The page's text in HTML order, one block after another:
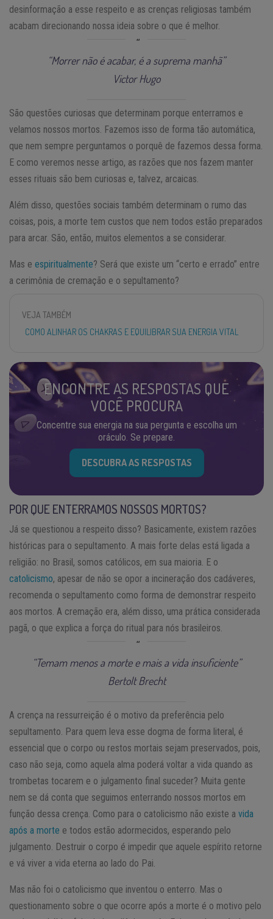
desinformação a esse respeito e as crenças religiosas também
acabam direcionando nossa ideia sobre o que é melhor.
“Morrer não é acabar, é a suprema manhã”
Victor Hugo
São questões curiosas que determinam porque enterramos e
velamos nossos mortos. Fazemos isso de forma tão automática,
que nem sempre perguntamos o porquê de fazemos dessa forma.
E como veremos nesse artigo, as razões que nos fazem manter
esses rituais são bem curiosas e, talvez, arcaicas.
Além disso, questões sociais também determinam o rumo das
coisas, pois, a morte tem custos que nem todos estão preparados
para arcar. São, então, muitos elementos a se considerar.
Mas e espiritualmente? Será que existe um “certo e errado” entre
a cerimônia de cremação e o sepultamento?
VEJA TAMBÉM
COMO ALINHAR OS CHAKRAS E EQUILIBRAR SUA ENERGIA VITAL
ENCONTRE AS RESPOSTAS QUE
VOCÊ PROCURA
Concentre sua energia na sua pergunta e escolha um
oráculo. Se prepare.
DESCUBRA AS RESPOSTAS
POR QUE ENTERRAMOS NOSSOS MORTOS?
Já se questionou a respeito disso? Basicamente, existem razões
históricas para o sepultamento. A mais forte delas está ligada a
religião: no Brasil, somos católicos, em sua maioria. E o
catolicismo, apesar de não se opor a incineração dos cadáveres,
recomenda o sepultamento como forma de demonstrar respeito
aos mortos. A cremação era, além disso, uma prática considerada
pagã, o que explica a força do ritual para nós brasileiros.
“Temam menos a morte e mais a vida insuficiente”
Bertolt Brecht
A crença na ressurreição é o motivo da preferência pelo
sepultamento. Para quem leva esse dogma de forma literal, é
essencial que o corpo ou restos mortais sejam preservados, pois,
caso não seja, como aquela alma poderá voltar a vida quando as
trombetas tocarem e o julgamento final suceder? Muita gente
nem se dá conta que seguimos enterrando nossos mortos em
função dessa crença. Como para o catolicismo não existe a vida
após a morte e todos estão adormecidos, esperando pelo
julgamento. Destruir o corpo é impedir que aquele espírito retorne
e vá viver a vida eterna ao lado do Pai.
Mas não foi o catolicismo que inventou o enterro. Mas o
questionamento sobre o que ocorre após a morte é o motivo pelo